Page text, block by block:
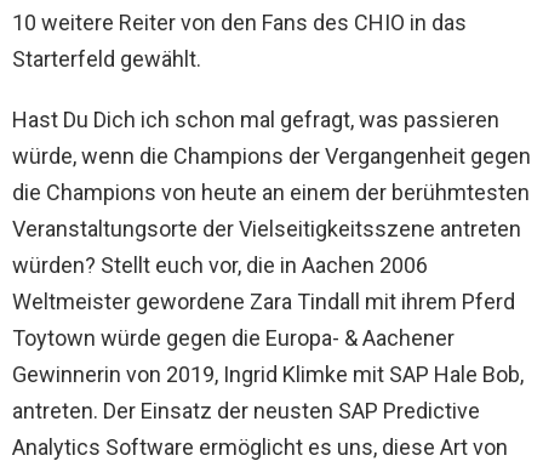
10 weitere Reiter von den Fans des CHIO in das
Starterfeld gewählt.
Hast Du Dich ich schon mal gefragt, was passieren
würde, wenn die Champions der Vergangenheit gegen
die Champions von heute an einem der berühmtesten
Veranstaltungsorte der Vielseitigkeitsszene antreten
würden? Stellt euch vor, die in Aachen 2006
Weltmeister gewordene Zara Tindall mit ihrem Pferd
Toytown würde gegen die Europa- & Aachener
Gewinnerin von 2019, Ingrid Klimke mit SAP Hale Bob,
antreten. Der Einsatz der neusten SAP Predictive
Analytics Software ermöglicht es uns, diese Art von